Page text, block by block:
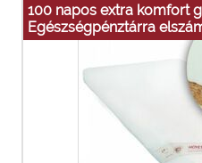
100 napos extra komfort
Egészségpénztárra